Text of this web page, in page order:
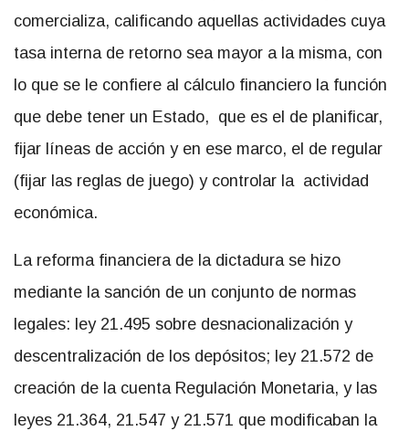
comercializa, calificando aquellas actividades cuya
tasa interna de retorno sea mayor a la misma, con
lo que se le confiere al cálculo financiero la función
que debe tener un Estado, que es el de planificar,
fijar líneas de acción y en ese marco, el de regular
(fijar las reglas de juego) y controlar la actividad
económica.
La reforma financiera de la dictadura se hizo
mediante la sanción de un conjunto de normas
legales: ley 21.495 sobre desnacionalización y
descentralización de los depósitos; ley 21.572 de
creación de la cuenta Regulación Monetaria, y las
leyes 21.364, 21.547 y 21.571 que modificaban la